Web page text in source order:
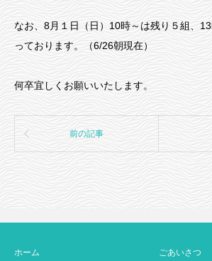
なお、8月１日（日）10時～は残り５組、
っております。（6/26朝現在）
何卒宜しくお願いいたします。
前の記事
ホーム
ごあいさつ